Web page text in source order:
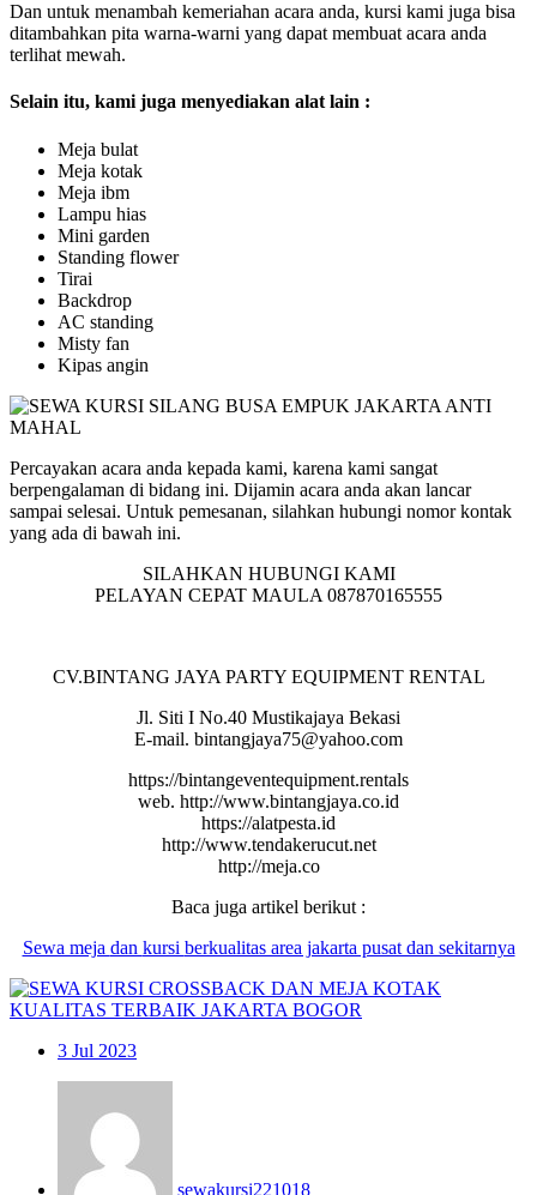
Dan untuk menambah kemeriahan acara anda, kursi kami juga bisa
ditambahkan pita warna-warni yang dapat membuat acara anda
terlihat mewah.
Selain itu, kami juga menyediakan alat lain :
Meja bulat
Meja kotak
Meja ibm
Lampu hias
Mini garden
Standing flower
Tirai
Backdrop
AC standing
Misty fan
Kipas angin
Percayakan acara anda kepada kami, karena kami sangat
berpengalaman di bidang ini. Dijamin acara anda akan lancar
sampai selesai. Untuk pemesanan, silahkan hubungi nomor kontak
yang ada di bawah ini.
SILAHKAN HUBUNGI KAMI
PELAYAN CEPAT MAULA 087870165555
CV.BINTANG JAYA PARTY EQUIPMENT RENTAL
Jl. Siti I No.40 Mustikajaya Bekasi
E-mail. bintangjaya75@yahoo.com
https://bintangeventequipment.rentals
web. http://www.bintangjaya.co.id
https://alatpesta.id
http://www.tendakerucut.net
http://meja.co
Baca juga artikel berikut :
Sewa meja dan kursi berkualitas area jakarta pusat dan sekitarnya
3 Jul 2023
sewakursi221018